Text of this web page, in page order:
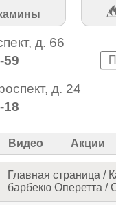
д. 66
59
д. 24
18
Видео Акции
Главная страница /
барбекю Оперетта /